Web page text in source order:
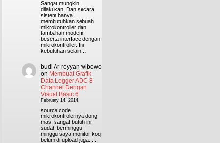
Sangat mungkin
dilakukan. Dan secara
sistem hanya
membutuhkan sebuah
mikrokontroller dan
tambahan modem
beserta interface dengan
mikrokontroller. Ini
kebutuhan selain…
budi Ar-royyan wibowo
on Membuat Grafik
Data Logger ADC 8
Channel Dengan
Visual Basic 6
February 14, 2014
source code
mikrokontrolernya dong
mas, sangat butuh ini
sudah berminggu -
minggu saya monitor koq
belum di upload juga.....